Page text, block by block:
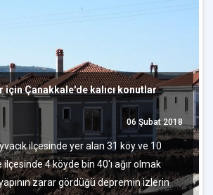
için Çanakkale'de kalıcı konutlar
06 Şubat 2018
ilçesinde yer alan 31 köy ve 10
4 köyde bin 40'ı ağır olmak
zarar gördüğü depremin izlerin